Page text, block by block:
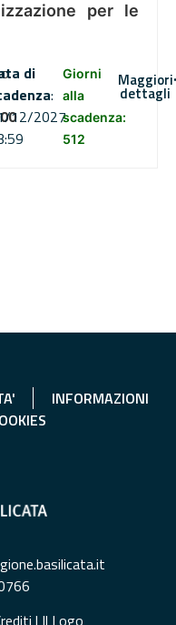
per le
di
:
12/2027
Giorni
alla
scadenza:
512
Maggiori
dettagli
INFORMAZIONI
| Il Logo